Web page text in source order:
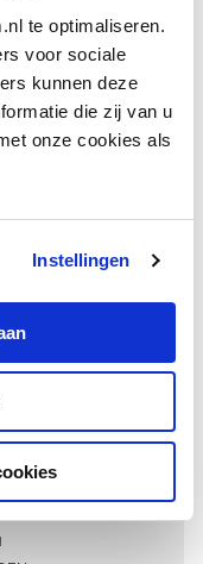
te optimaliseren.
voor sociale
kunnen deze
die zij van u
onze cookies als
Instellingen